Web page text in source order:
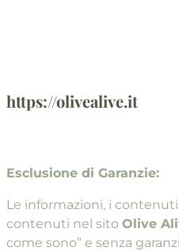
https://olivealive.it
Esclusione di Garanzie:
Le informazioni, i
contenuti nel sito Olive
come sono” e senza